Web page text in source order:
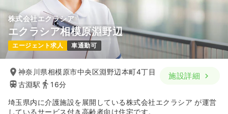
その他 正看護師 有料老人ホーム
日勤のみ（常勤） 一時募集休止
給与 43.7〜52.0万円/月 賞与3.5ヶ月
※一例
時間 8:30～17:30
4週8休以上
担当業務未経験可 月給40万円以上可
株式会社エクラシア
エクラシア相模原淵野辺
エージェント求人 車通勤可
神奈川県相模原市中央区淵野辺本町4丁目
古淵駅
16分
施設詳細
埼玉県内に介護施設を展開している株式会社エクラシア が運営
しているサービス付き高齢者向け住宅です。